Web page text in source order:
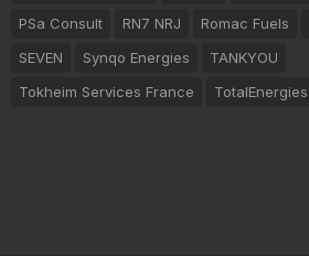
PSa Consult
RN7 NRJ Romac Fuels
SEVEN
Synqo Energies
TANKYOU
Tokheim Services France
TotalEnergies